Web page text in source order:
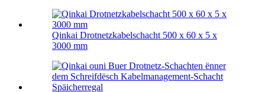
Qinkai Drotnetzkabelschacht 500 x 60 x 5 x
3000 mm